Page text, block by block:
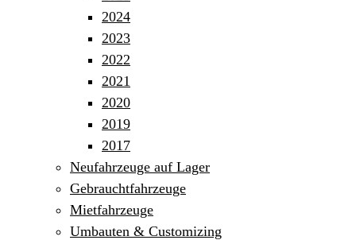
2024
2023
2022
2021
2020
2019
2017
Neufahrzeuge auf Lager
Gebrauchtfahrzeuge
Mietfahrzeuge
Umbauten & Customizing